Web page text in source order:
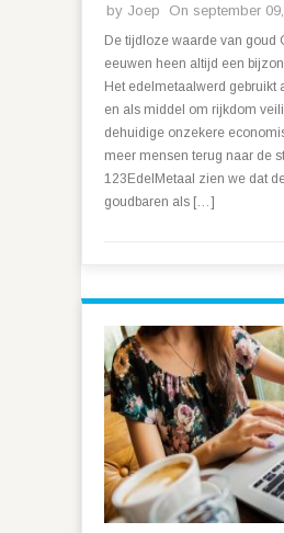
by Joep On september
De tijdloze waarde van goud
eeuwen heen altijd een
Het edelmetaalwerd gebruikt
en als middel om rijkdom
dehuidige onzekere
meer mensen terug naar de
123EdelMetaal zien we dat
goudbaren als […]